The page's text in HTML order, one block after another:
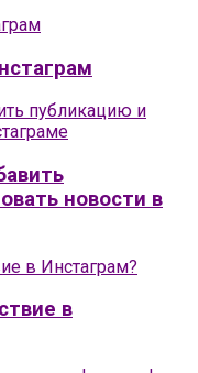
новости в
в